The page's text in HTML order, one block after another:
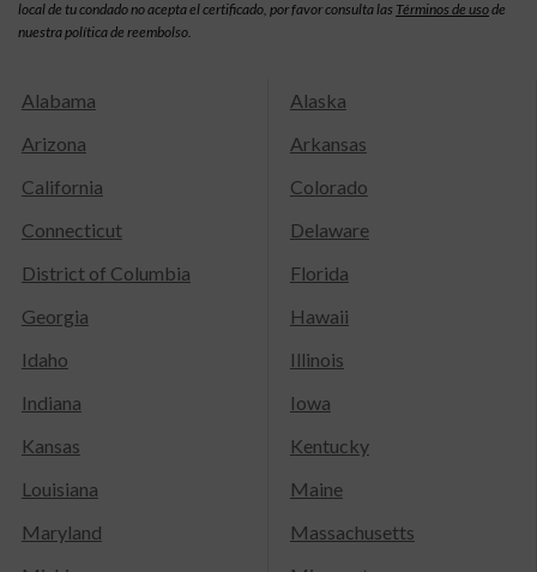
local de tu condado no acepta el certificado, por favor consulta las Términos de usode
nuestra política de reembolso.
Alabama
Alaska
Arizona
Arkansas
California
Colorado
Connecticut
Delaware
District of Columbia
Florida
Georgia
Hawaii
Idaho
Illinois
Indiana
Iowa
Kansas
Kentucky
Louisiana
Maine
Maryland
Massachusetts